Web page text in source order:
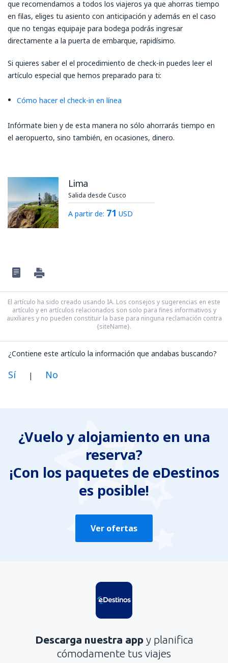
que recomendamos a todos los viajeros ya que ahorras tiempo
en filas, eliges tu asiento con anticipación y además en el caso
que no tengas equipaje para bodega podrás ingresar
directamente a la puerta de embarque, rapidísimo.
Si quieres saber el el procedimiento de check-in puedes leer el
artículo especial que hemos preparado para ti:
Cómo hacer el check-in en línea
Infórmate bien y de esta manera no sólo ahorrarás tiempo en
el aeropuerto, sino también, en ocasiones, dinero.
Lima
Salida desde Cusco
A partir de: 71 USD
El artículo ha sido creado usando IA. Los consejos y sugerencias en este
artículo y en artículos relacionados son solo para fines informativos y
auxiliares y no pueden constituir la base para ninguna reclamación contra
{siteName}.
¿Contiene este artículo la información que andabas buscando?
Sí | No
Contiene información incorrecta
No profundiza en el tema
Es demasiado largo
¿Vuelo y alojamiento en una
reserva?
¡Con los paquetes de eDestinos
es posible!
Ver ofertas
Descarga nuestra app y planifica
cómodamente tus viajes